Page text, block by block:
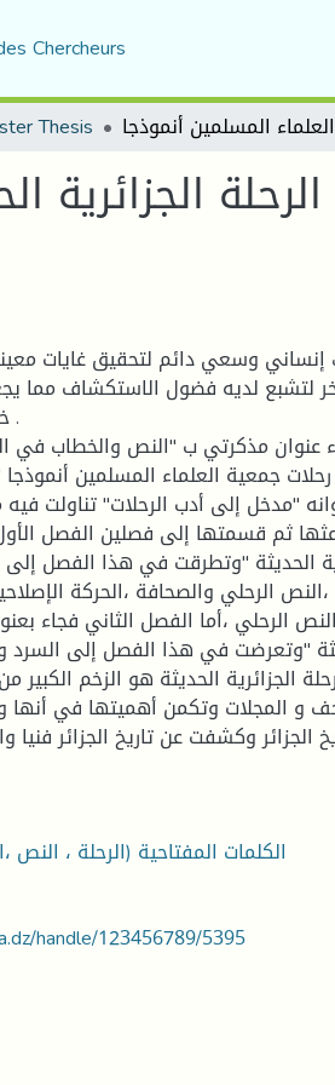
Chercheurs
Thesis
الجزائرية
إنساني وسعي دائم لتحقيق غايات
لتشبع لديه فضول الاستكشاف مما
عنوان مذكرتي ب "النص والخطاب في
1962م) رحلات جمعية العلماء المسلمين
"مدخل إلى أدب الرحلات" تناولت
ثم قسمتها إلى فصلين الفصل
الحديثة "وتطرقت في هذا الفصل
الرحلي والصحافة ،الحركة
الرحلي ،أما الفصل الثاني فجاء
"وتعرضت في هذا الفصل إلى السرد
الجزائرية الحديثة هو الزخم
و المجلات وتكمن أهميتها في أنها
الجزائر وكشفت عن تاريخ الجزائر فنيا
الكلمات المفتاحية (الرحلة ،
handle/123456789/5395